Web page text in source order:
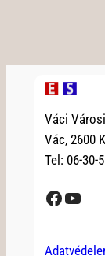
Váci
Vác, 2600
Tel: 06-30-
Facebook YouTube